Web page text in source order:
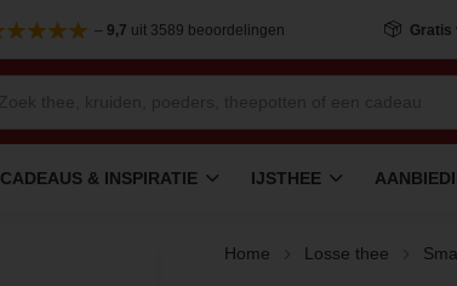
– 9,7 uit 3589 beoordelingen Gratis
CADEAUS & INSPIRATIE IJSTHEE
Home Losse thee